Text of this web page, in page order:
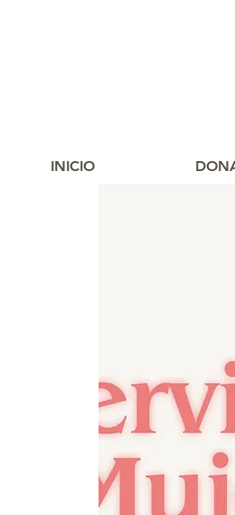
INICIO